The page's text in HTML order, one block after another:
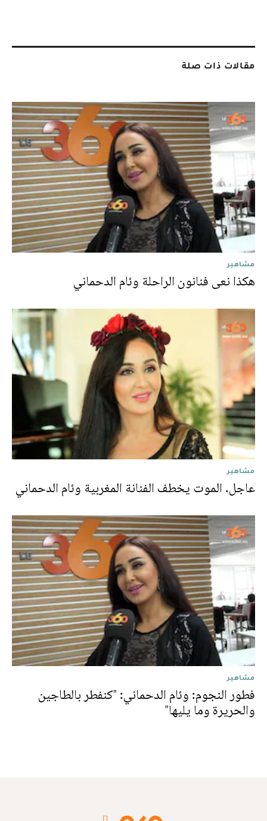
مقالات ذات صلة
مشاهير
هكذا نعى فنانون الراحلة وئام الدحماني
مشاهير
عاجل. الموت يخطف الفنانة المغربية وئام الدحماني
مشاهير
فطور النجوم: وئام الدحماني: "كنفطر بالطاجين
والحريرة وما يليها"